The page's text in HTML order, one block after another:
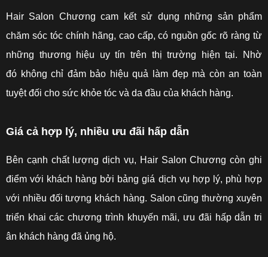
Hair Salon Chương cam kết sử dụng những sản phẩm
chăm sóc tóc chính hãng, cao cấp, có nguồn gốc rõ ràng từ
những thương hiệu uy tín trên thị trường hiện tại. Nhờ
đó không chỉ đảm bảo hiệu quả làm đẹp mà còn an toàn
tuyệt đối cho sức khỏe tóc và da đầu của khách hàng.
Giá cả hợp lý, nhiều ưu đãi hấp dẫn
Bên cạnh chất lượng dịch vụ, Hair Salon Chương còn ghi
điểm với khách hàng bởi bảng giá dịch vụ hợp lý, phù hợp
với nhiều đối tượng khách hàng. Salon cũng thường xuyên
triển khai các chương trình khuyến mãi, ưu đãi hấp dẫn tri
ân khách hàng đã ủng hộ.